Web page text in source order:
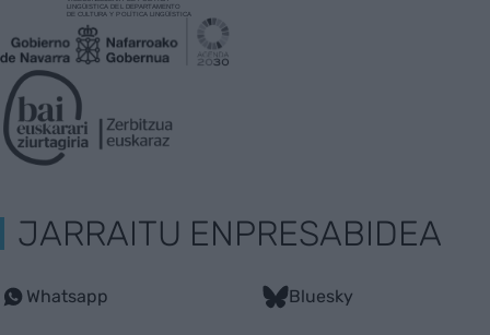
JARRAITU ENPRESABIDEA
Whatsapp Bluesky